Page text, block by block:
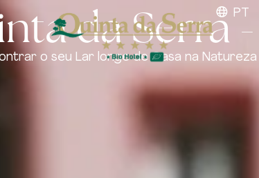
PT
da Serra
o seu Lar longe de Casa na